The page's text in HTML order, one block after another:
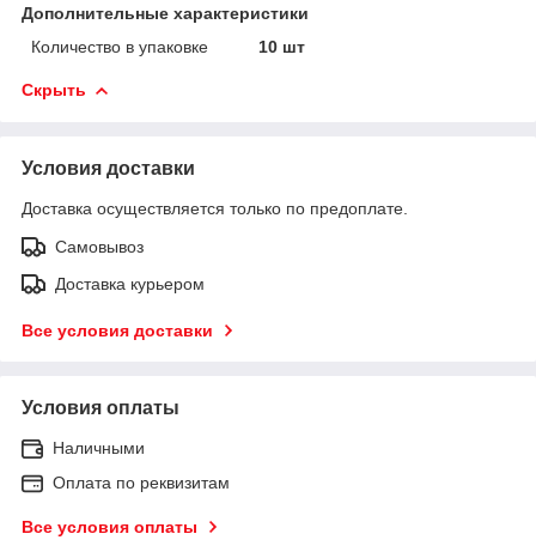
Дополнительные характеристики
Количество в упаковке
10 шт
Скрыть
Условия доставки
Доставка осуществляется только по предоплате.
Самовывоз
Доставка курьером
Все условия доставки
Условия оплаты
Наличными
Оплата по реквизитам
Все условия оплаты